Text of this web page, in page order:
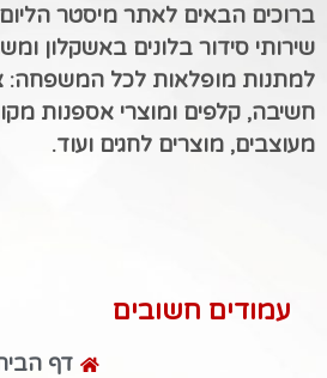
ברוכים הבאים לאתר מיסטר
שירותי סידור בלונים באשקלון
למתנות מופלאות לכל המשפחה:
חשיבה, קלפים ומוצרי אספנות
מעוצבים, מוצרים לחגים ועוד.
עמודים חשובים
דף